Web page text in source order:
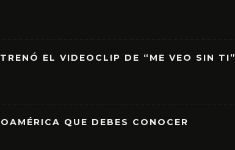
EL VIDEOCLIP DE “ME VEO SIN TI”
QUE DEBES CONOCER